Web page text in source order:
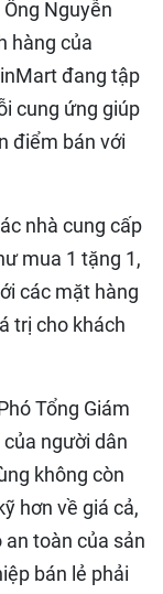
Nguyễn
hàng của
đang tập
cung ứng giúp
điểm bán với
nhà cung cấp
mua 1 tặng 1,
các mặt hàng
trị cho khách
Tổng Giám
người dân
không còn
hơn về giá cả,
toàn của sản
bán lẻ phải